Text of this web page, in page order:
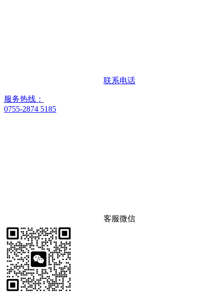
联系电话
服务热线：
0755-2874 5185
客服微信